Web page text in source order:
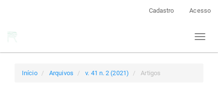
Cadastro Acesso
Toggle
Início Arquivos v. 41 n. 2 (2021) Artigos